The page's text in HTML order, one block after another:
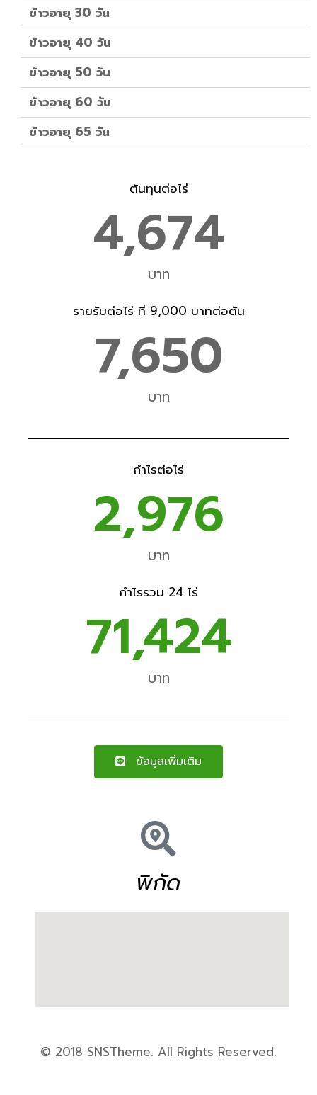
ข้าวอายุ 30 วัน
ข้าวอายุ 40 วัน
ข้าวอายุ 50 วัน
ข้าวอายุ 60 วัน
ข้าวอายุ 65 วัน
ต้นทุนต่อไร่
บาท
4,674
รายรับต่อไร่ ที่ 9,000 บาทต่อตัน
บาท
7,650
กำไรต่อไร่
บาท
2,976
กำไรรวม 24 ไร่
บาท
71,424
ข้อมูลเพิ่มเติม
พิกัด
© 2018 SNSTheme. All Rights Reserved.